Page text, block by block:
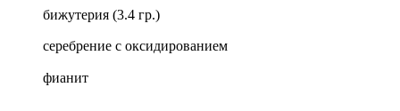
бижутерия (3.4 гр.)
серебрение с оксидированием
фианит